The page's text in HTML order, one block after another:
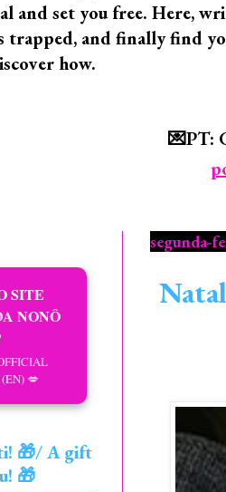
and set you free. Here,
trapped, and finally find
how.
💌PT:
segunda-
SITE
NONÔ
💋
🎁/ A gift
🎁